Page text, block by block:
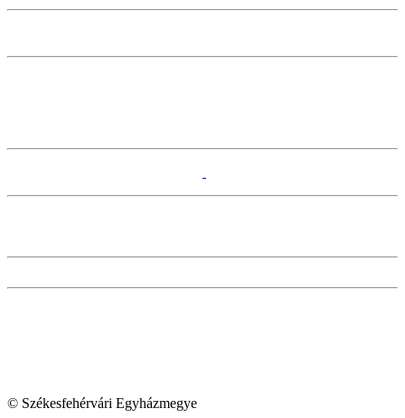
© Székesfehérvári Egyházmegye